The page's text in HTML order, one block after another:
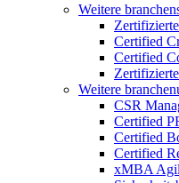
Weitere
Certified
Certified
Weitere
CSR
Certified
Certified
Certified
xMBA